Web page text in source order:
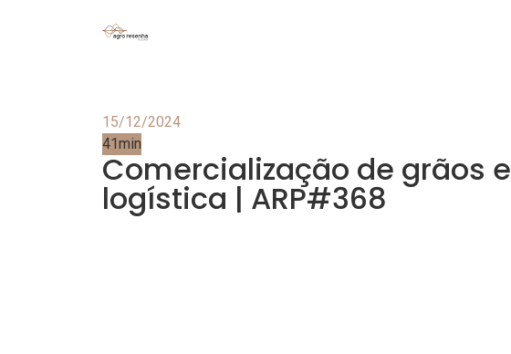
15/12/2024
41min
Comercialização de grãos e
logística | ARP#368